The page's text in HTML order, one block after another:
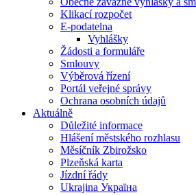
Klikací rozpočet
E-podatelna
Vyhlášky
Žádosti a formuláře
Smlouvy
Výběrová řízení
Portál veřejné správy
Ochrana osobních údajů
Aktuálně
Důležité informace
Hlášení městského rozhlasu
Měsíčník Zbirožsko
Plzeňská karta
Jízdní řády
Ukrajina Україна